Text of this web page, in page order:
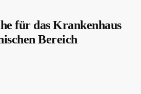
für das Krankenhaus
Bereich